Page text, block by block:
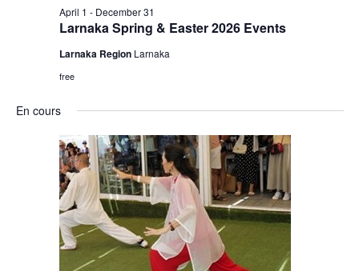
Larnaka Spring & Easter 2026 Events
April 1 - December 31
Larnaka Region Larnaka
free
En cours